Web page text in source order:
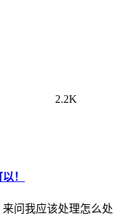
2.2K
！
问我应该处理怎么处